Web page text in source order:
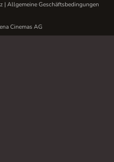
| Allgemeine Geschäftsbedingungen
Cinemas AG